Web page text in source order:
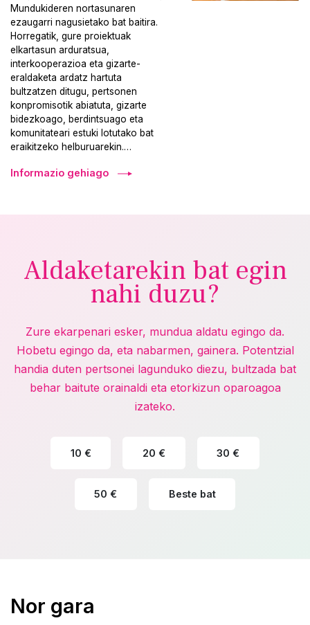
Mundukideren nortasunaren
ezaugarri nagusietako bat baitira.
Horregatik, gure proiektuak
elkartasun arduratsua,
interkooperazioa eta gizarte-
eraldaketa ardatz hartuta
bultzatzen ditugu, pertsonen
konpromisotik abiatuta, gizarte
bidezkoago, berdintsuago eta
komunitateari estuki lotutako bat
eraikitzeko helburuarekin.…
Informazio gehiago
Aldaketarekin bat egin
nahi duzu?
Zure ekarpenari esker, mundua aldatu egingo da.
Hobetu egingo da, eta nabarmen, gainera. Potentzial
handia duten pertsonei lagunduko diezu, bultzada bat
behar baitute orainaldi eta etorkizun oparoagoa
izateko.
10 € 20 € 30 €
50 € Beste bat
Nor gara